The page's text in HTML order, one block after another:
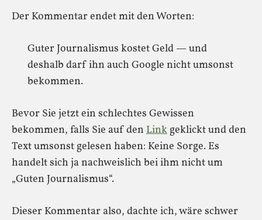
Der Kommentar endet mit den Worten:
Guter Journalismus kostet Geld — und
deshalb darf ihn auch Google nicht umsonst
bekommen.
Bevor Sie jetzt ein schlechtes Gewissen
bekommen, falls Sie auf den Linkgeklickt und den
Text umsonst gelesen haben: Keine Sorge. Es
handelt sich ja nachweislich bei ihm nicht um
„Guten Journalismus“.
Dieser Kommentar also, dachte ich, wäre schwer